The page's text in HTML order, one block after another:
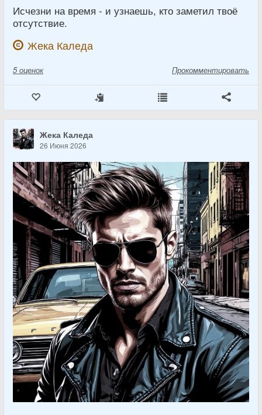
Исчезни на время - и узнаешь, кто заметил твоё
отсутствие.
Жека Каледа
5 оценок Прокомментировать
Жека Каледа
26 Июня 2026